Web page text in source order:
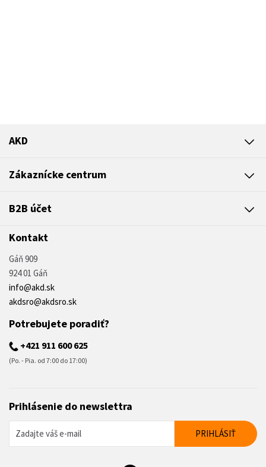
AKD
Zákaznícke centrum
B2B účet
Kontakt
Gáň 909
924 01 Gáň
info@akd.sk
akdsro@akdsro.sk
Potrebujete poradiť?
+421 911 600 625
(Po. - Pia. od 7:00 do 17:00)
Prihlásenie do newslettra